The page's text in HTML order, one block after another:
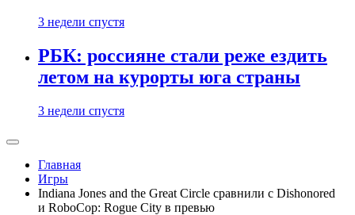
3 недели спустя
РБК: россияне стали реже ездить
летом на курорты юга страны
3 недели спустя
Главная
Игры
Indiana Jones and the Great Circle сравнили с Dishonored
и RoboCop: Rogue City в превью